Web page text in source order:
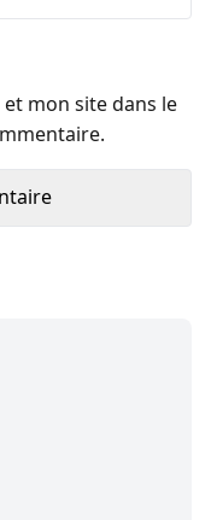
mon site dans le